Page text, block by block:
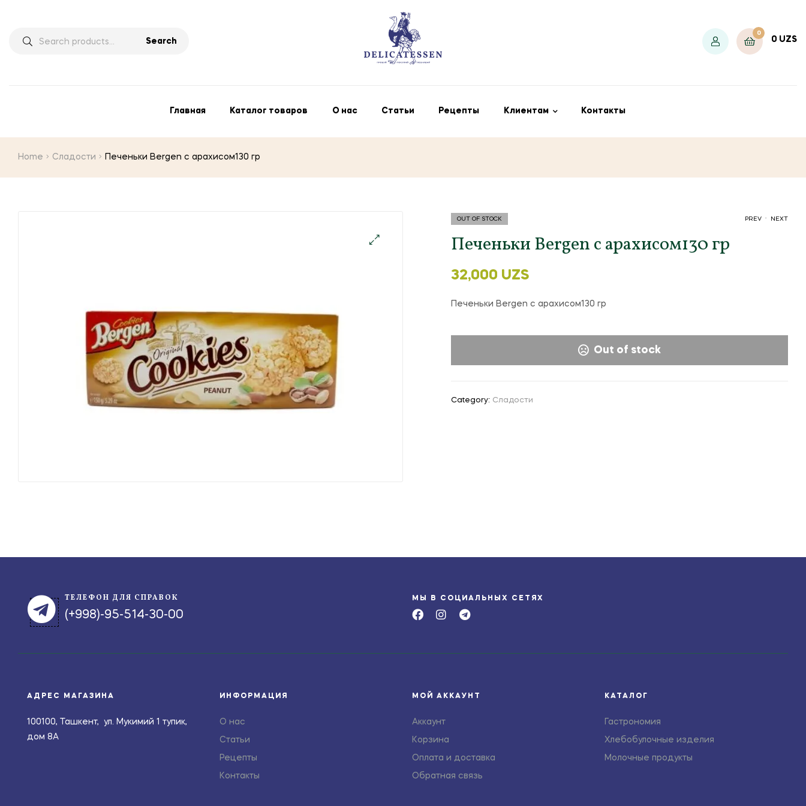
Search
0
0 UZS
Главная Каталог товаров О нас Статьи Рецепты Клиентам Контакты
Home Сладости Печеньки Bergen с арахисом130 гр
PREV NEXT
OUT OF STOCK
Печеньки Bergen с арахисом130 гр
32,000 UZS
Печеньки Bergen с арахисом130 гр
Out of stock
Category: Сладости
ТЕЛЕФОН ДЛЯ СПРАВОК
(+998)-95-514-30-00
МЫ В СОЦИАЛЬНЫХ СЕТЯХ
АДРЕС МАГАЗИНА
100100, Ташкент, ул. Мукимий 1 тупик,
дом 8А
ИНФОРМАЦИЯ
О нас
Статьи
Рецепты
Контакты
МОЙ АККАУНТ
Аккаунт
Корзина
Оплата и доставка
Обратная связь
КАТАЛОГ
Гастрономия
Хлебобулочные изделия
Молочные продукты